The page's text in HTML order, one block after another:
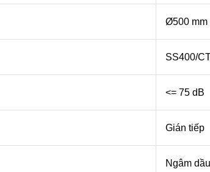
Ø500 mm
SS400/
<= 75 dB
Gián tiếp
Ngâm dầu